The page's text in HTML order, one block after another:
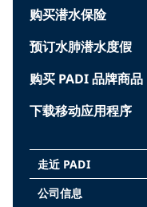
购买潜水保险
预订水肺潜水度假
购买 PADI 品牌商品
下载移动应用程序
走近 PADI
公司信息